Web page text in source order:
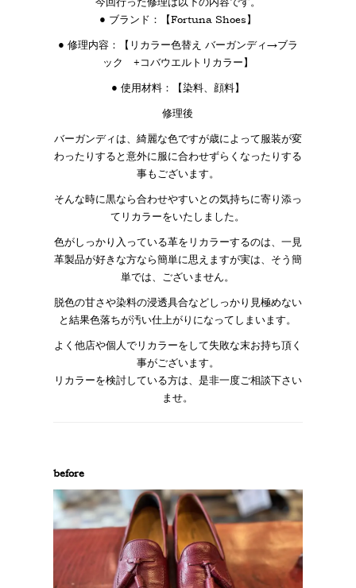
● ブランド：【Fortuna Shoes】
● 修理内容：【リカラー色替え バーガンディ→ブラ
ック +コバウエルトリカラー】
● 使用材料：【染料、顔料】
修理後
バーガンディは、綺麗な色ですが歳によって服装が変
わったりすると意外に服に合わせずらくなったりする
事もございます。
そんな時に黒なら合わせやすいとの気持ちに寄り添っ
てリカラーをいたしました。
色がしっかり入っている革をリカラーするのは、一見
革製品が好きな方なら簡単に思えますが実は、そう簡
単では、ございません。
脱色の甘さや染料の浸透具合などしっかり見極めない
と結果色落ちが汚い仕上がりになってしまいます。
よく他店や個人でリカラーをして失敗な末お持ち頂く
事がございます。
リカラーを検討している方は、是非一度ご相談下さい
ませ。
before